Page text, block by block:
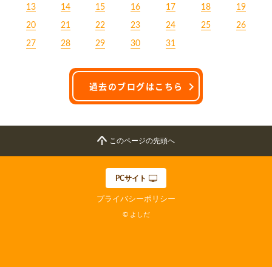
13 14 15 16 17 18 19
20 21 22 23 24 25 26
27 28 29 30 31
過去のブログはこちら
このページの先頭へ
PCサイト
プライバシーポリシー
© よしだ